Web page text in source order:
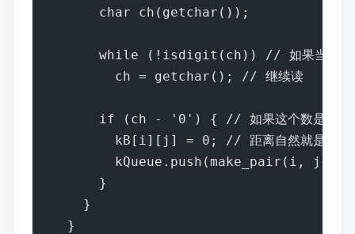
      char ch(getchar());
while (!isdigit(ch)) // 如果当前字
        ch = getchar(); // 继续读
      if (ch - '0') { // 如果这个数是1
        kB[i][j] = 0; // 距离自然就是0了
kQueue.push(make_pair(i, j));
      }
    }
  }